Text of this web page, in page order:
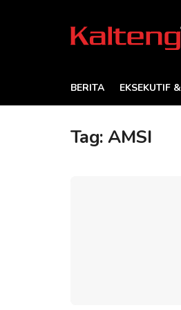
BERITA EKSEKUTIF
Tag:AMSI